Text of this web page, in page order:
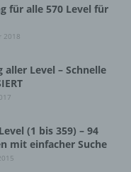
für alle 570 Level für
2018
Level – Schnelle
(1 bis 359) – 94
mit einfacher Suche
entscheidet.
dieser
oder
vorgegeben,
bestimmten
nach dem
der